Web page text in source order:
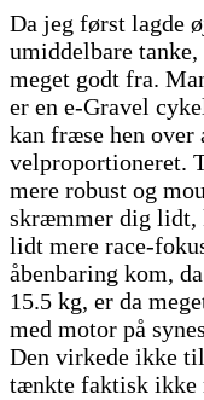
Da jeg først lagde
umiddelbare
meget godt fra.
er en e-Gravel
kan fræse hen
velproportioneret.
mere robust og
skræmmer dig lidt,
lidt mere race-
åbenbaring kom,
15.5 kg, er da
med motor på
Den virkede ikke
tænkte faktisk ikke